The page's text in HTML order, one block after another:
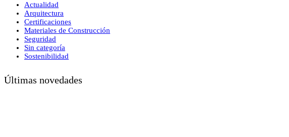
Actualidad
Arquitectura
Certificaciones
Materiales de Construcción
Seguridad
Sin categoría
Sostenibilidad
Últimas novedades